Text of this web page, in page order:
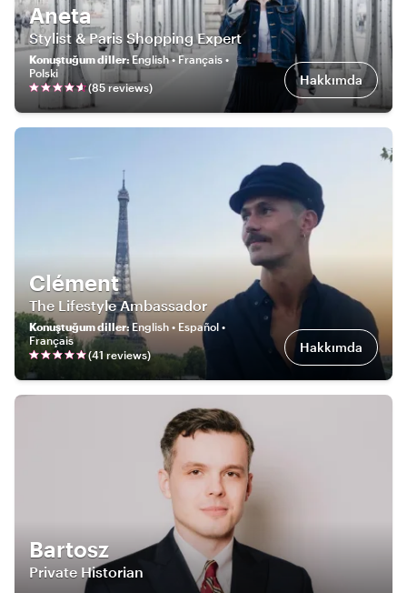
Aneta
Stylist & Paris Shopping Expert
Konuştuğum diller:English • Français •
Polski
(85 reviews) Hakkımda
Clément
The Lifestyle Ambassador
Konuştuğum diller:English • Español •
Français
(41 reviews) Hakkımda
Bartosz
Private Historian